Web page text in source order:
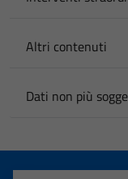
Altri contenuti
Dati non più